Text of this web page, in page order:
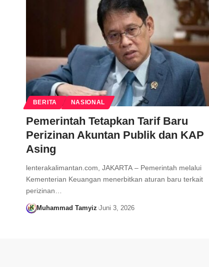
BERITA NASIONAL
Pemerintah Tetapkan Tarif Baru
Perizinan Akuntan Publik dan KAP
Asing
lenterakalimantan.com, JAKARTA – Pemerintah melalui
Kementerian Keuangan menerbitkan aturan baru terkait
perizinan…
Muhammad Tamyiz Juni 3, 2026